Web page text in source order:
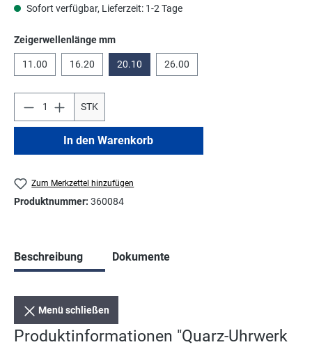
Sofort verfügbar, Lieferzeit: 1-2 Tage
Zeigerwellenlänge mmauswählen
11.00 16.20 20.10 26.00
STK
In den Warenkorb
Zum Merkzettel hinzufügen
Produktnummer: 360084
Beschreibung Dokumente
Menü schließen
Produktinformationen "Quarz-Uhrwerk